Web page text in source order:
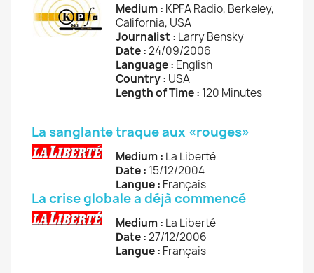
Medium : KPFA Radio, Berkeley,
California, USA
Journalist : Larry Bensky
Date :24/09/2006
Language : English
Country : USA
Length of Time : 120 Minutes
La sanglante traque aux «rouges»
Medium : La Liberté
Date : 15/12/2004
Langue : Français
La crise globale a déjà commencé
Medium : La Liberté
Date :27/12/2006
Langue : Français